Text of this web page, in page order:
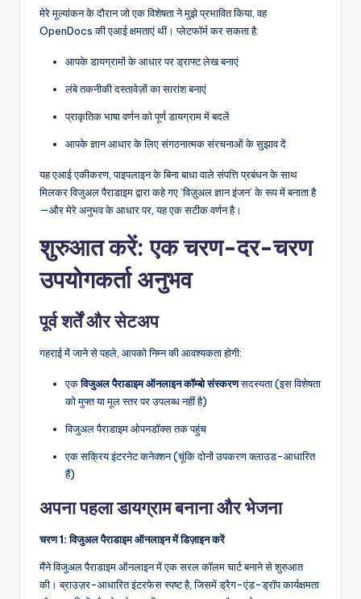
मेरे मूल्यांकन के दौरान जो एक विशेषता ने मुझे प्रभावित किया, वह
OpenDocs की एआई क्षमताएं थीं। प्लेटफॉर्म कर सकता है:
आपके डायग्रामों के आधार पर ड्राफ्ट लेख बनाएं
लंबे तकनीकी दस्तावेज़ों का सारांश बनाएं
प्राकृतिक भाषा वर्णन को पूर्ण डायग्राम में बदलें
आपके ज्ञान आधार के लिए संगठनात्मक संरचनाओं के सुझाव दें
यह एआई एकीकरण, पाइपलाइन के बिना बाधा वाले संपत्ति प्रबंधन के साथ
मिलकर विजुअल पैराडाइम द्वारा कहे गए ‘विज़ुअल ज्ञान इंजन’ के रूप में बनाता है
—और मेरे अनुभव के आधार पर, यह एक सटीक वर्णन है।
शुरुआत करें: एक चरण-दर-चरण
उपयोगकर्ता अनुभव
पूर्व शर्तें और सेटअप
गहराई में जाने से पहले, आपको निम्न की आवश्यकता होगी:
एकविजुअल पैराडाइम ऑनलाइन कॉम्बो संस्करणसदस्यता (इस विशेषता
को मुफ्त या मूल स्तर पर उपलब्ध नहीं है)
विजुअल पैराडाइम ओपनडॉक्स तक पहुंच
एक सक्रिय इंटरनेट कनेक्शन (चूंकि दोनों उपकरण क्लाउड-आधारित
हैं)
अपना पहला डायग्राम बनाना और भेजना
चरण 1: विजुअल पैराडाइम ऑनलाइन में डिज़ाइन करें
मैंने विजुअल पैराडाइम ऑनलाइन में एक सरल कॉलम चार्ट बनाने से शुरुआत
की। ब्राउज़र-आधारित इंटरफेस स्पष्ट है, जिसमें ड्रैग-एंड-ड्रॉप कार्यक्षमता